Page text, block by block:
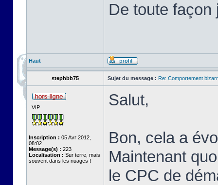
De toute façon
Haut
stephbb75 Sujet du message : Re: Comportement
VIP
Inscription : 05 Avr 2012,
08:02
Message(s) : 223
Localisation : Sur terre, mais
souvent dans les nuages !
Salut,
Bon, cela a
Maintenant
le CPC de